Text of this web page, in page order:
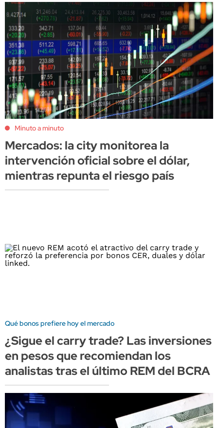
Minuto a minuto
Mercados: la city monitorea la
intervención oficial sobre el dólar,
mientras repunta el riesgo país
Qué bonos prefiere hoy el mercado
¿Sigue el carry trade? Las inversiones
en pesos que recomiendan los
analistas tras el último REM del BCRA